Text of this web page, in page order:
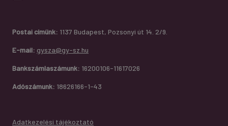
Postai címünk: 1137 Budapest, Pozsonyi út 14. 2/9.
E-mail: gysza@gy-sz.hu
Bankszámlaszámunk: 16200106-11617026
Adószámunk: 18626166-1-43
Adatkezelési tájékoztató